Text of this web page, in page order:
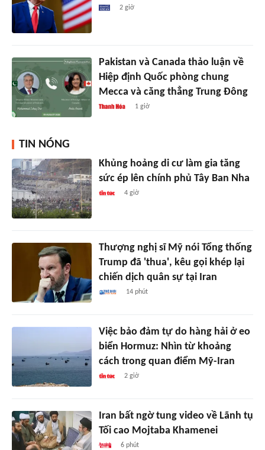
2 giờ
Pakistan và Canada thảo luận về
Hiệp định Quốc phòng chung
Mecca và căng thẳng Trung Đông
1 giờ
TIN NÓNG
Khủng hoảng di cư làm gia tăng
sức ép lên chính phủ Tây Ban Nha
4 giờ
Thượng nghị sĩ Mỹ nói Tổng thống
Trump đã 'thua', kêu gọi khép lại
chiến dịch quân sự tại Iran
14 phút
Việc bảo đảm tự do hàng hải ở eo
biển Hormuz: Nhìn từ khoảng
cách trong quan điểm Mỹ-Iran
2 giờ
Iran bất ngờ tung video về Lãnh tụ
Tối cao Mojtaba Khamenei
6 phút